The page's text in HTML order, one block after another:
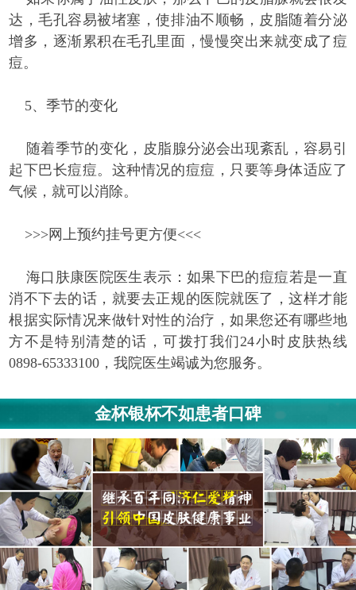
达，毛孔容易被堵塞，使排油不顺畅，皮脂随着分泌
增多，逐渐累积在毛孔里面，慢慢突出来就变成了痘
痘。
5、季节的变化
随着季节的变化，皮脂腺分泌会出现紊乱，容易引
起下巴长痘痘。这种情况的痘痘，只要等身体适应了
气候，就可以消除。
>>>网上预约挂号更方便<<<
海口肤康医院医生表示：如果下巴的痘痘若是一直
消不下去的话，就要去正规的医院就医了，这样才能
根据实际情况来做针对性的治疗，如果您还有哪些地
方不是特别清楚的话，可拨打我们24小时皮肤热线
0898-65333100，我院医生竭诚为您服务。
金杯银杯不如患者口碑